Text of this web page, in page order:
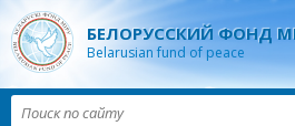
БЕЛОРУССКИЙ ФОНД
Belarusian fund of peace